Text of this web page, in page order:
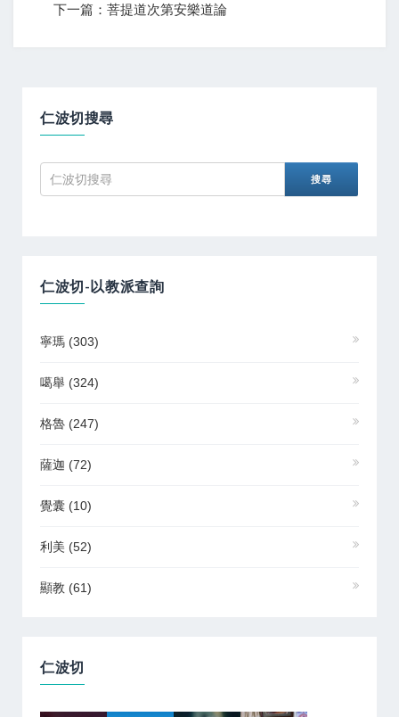
下一篇：菩提道次第安樂道論
仁波切搜尋
仁波切-以教派查詢
寧瑪 (303)
噶舉 (324)
格魯 (247)
薩迦 (72)
覺囊 (10)
利美 (52)
顯教 (61)
仁波切